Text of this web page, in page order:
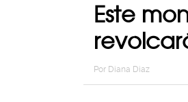
Este
Por Diana Diaz